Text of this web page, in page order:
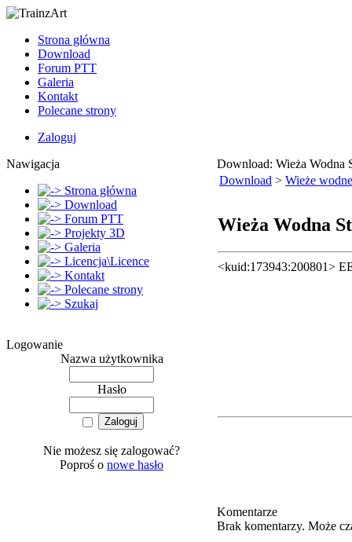
Strona główna
Download
Forum PTT
Galeria
Kontakt
Polecane strony
Zaloguj
Nawigacja
Strona główna
Download
Forum PTT
Projekty 3D
Galeria
Licencja\Licence
Kontakt
Polecane strony
Szukaj
Logowanie
Nazwa użytkownika
Hasło
Nie możesz się zalogować?
Poproś o nowe hasło
Download: Wieża Wodna
Download > Wieże wodne
Wieża Wodna
<kuid:173943:200801>
Komentarze
Brak komentarzy. Może